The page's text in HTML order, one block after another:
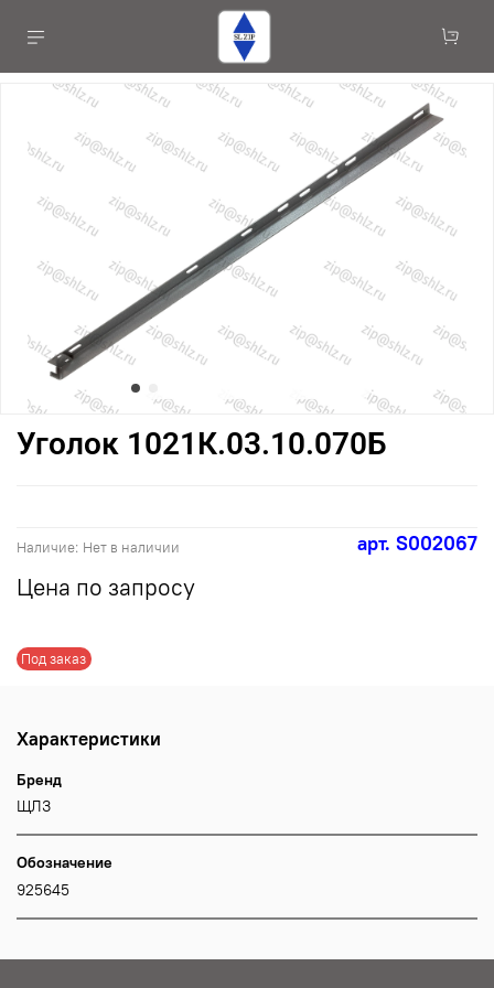
арт. S002067
Наличие: Нет в наличии
Под заказ
Уголок 1021К.03.10.070Б
Цена по запросу
Характеристики
Бренд
ЩЛЗ
Обозначение
925645